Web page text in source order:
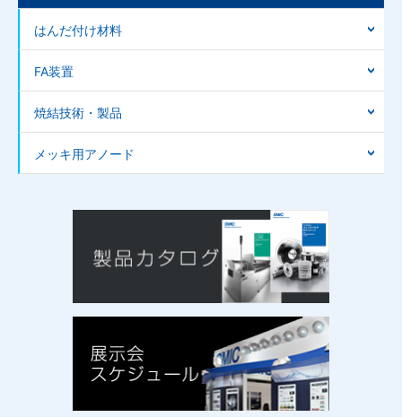
はんだ付け材料
FA装置
焼結技術・製品
メッキ用アノード